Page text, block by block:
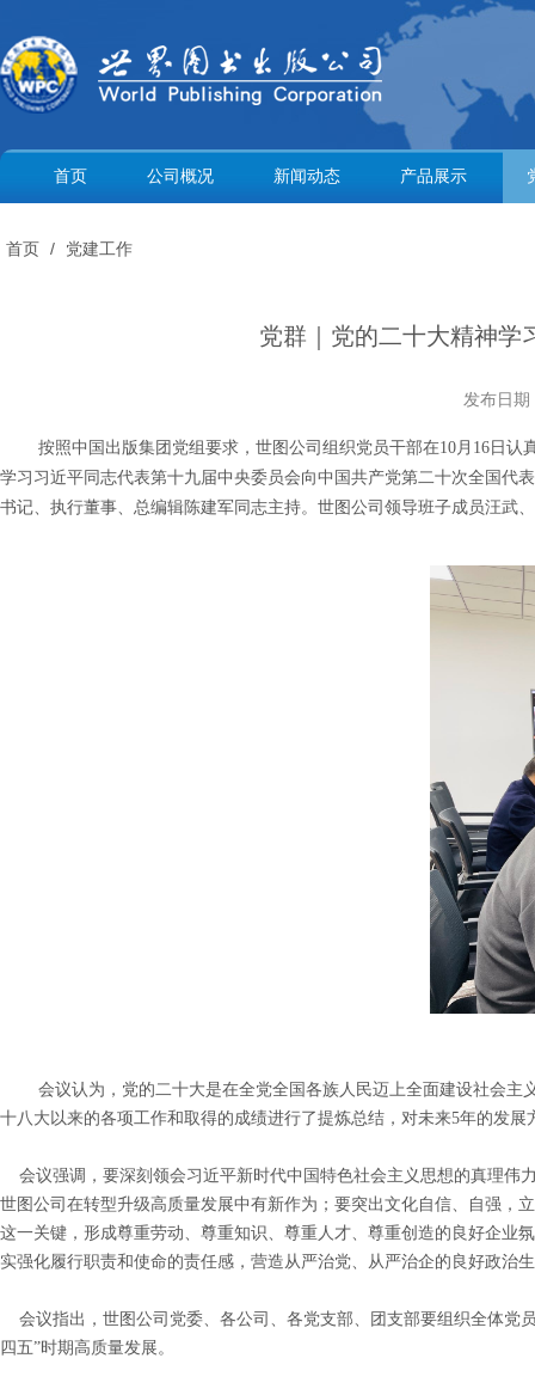
首页 公司概况 新闻动态 产品展示
首页 / 党建工作
党群｜党的二十大精神学
发布日
按照中国出版集团党组要求，世图公司组织党员干部在10月16日
学习习近平同志代表第十九届中央委员会向中国共产党第二十次全国代
书记、执行董事、总编辑陈建军同志主持。世图公司领导班子成员汪武
会议认为，党的二十大是在全党全国各族人民迈上全面建设社会
十八大以来的各项工作和取得的成绩进行了提炼总结，对未来5年的发
会议强调，要深刻领会习近平新时代中国特色社会主义思想的真理伟
世图公司在转型升级高质量发展中有新作为；要突出文化自信、自强，
这一关键，形成尊重劳动、尊重知识、尊重人才、尊重创造的良好企业
实强化履行职责和使命的责任感，营造从严治党、从严治企的良好政治
会议指出，世图公司党委、各公司、各党支部、团支部要组织全体党
四五”时期高质量发展。